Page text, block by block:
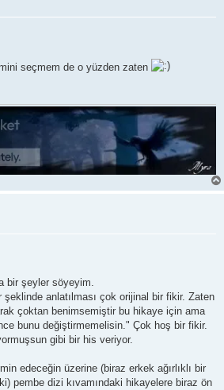
seçmem de o yüzden zaten
bir şeyler söyeyim.
anlatılması çok orijinal bir fikir. Zaten
çoktan benimsemiştir bu hikaye için ama
bunu değiştirmemelisin." Çok hoş bir fikir.
gibi bir his veriyor.
edeceğin üzerine (biraz erkek ağırlıklı bir
pembe dizi kıvamındaki hikayelere biraz ön